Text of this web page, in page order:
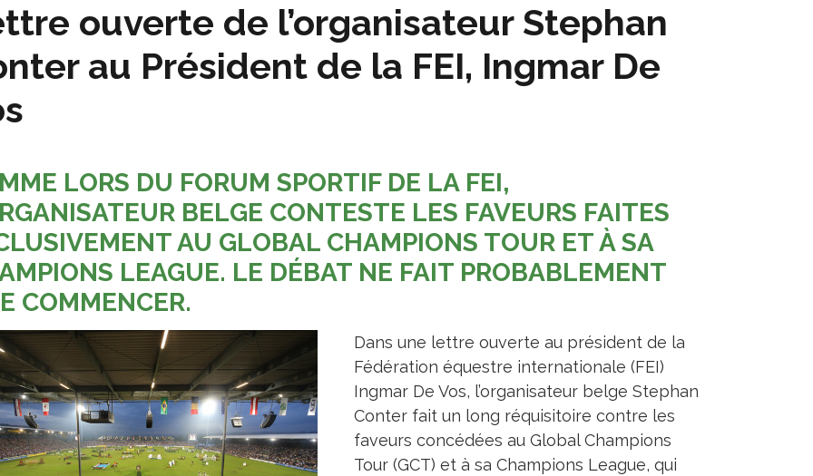
ouverte de l’organisateur Stephan
au Président de la FEI, Ingmar De
LORS DU FORUM SPORTIF DE LA FEI,
BELGE CONTESTE LES FAVEURS FAITES
AU GLOBAL CHAMPIONS TOUR ET À SA
LEAGUE. LE DÉBAT NE FAIT PROBABLEMENT
COMMENCER.
Dans une lettre ouverte au président de la
Fédération équestre internationale (FEI)
Ingmar De Vos, l’organisateur belge Stephan
Conter fait un long réquisitoire contre les
faveurs concédées au Global Champions
Tour (GCT) et à sa Champions League, qui